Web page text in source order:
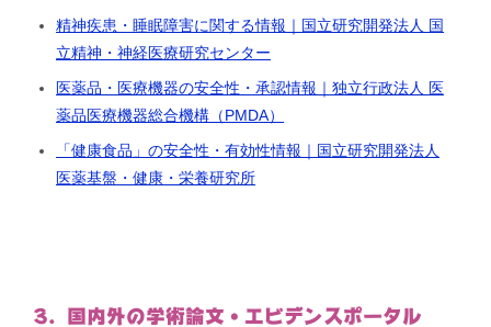
精神疾患・睡眠障害に関する情報｜国立研究開発法人 国
立精神・神経医療研究センター
医薬品・医療機器の安全性・承認情報｜独立行政法人 医
薬品医療機器総合機構（PMDA）
「健康食品」の安全性・有効性情報｜国立研究開発法人
医薬基盤・健康・栄養研究所
3. 国内外の学術論文・エビデンスポータル